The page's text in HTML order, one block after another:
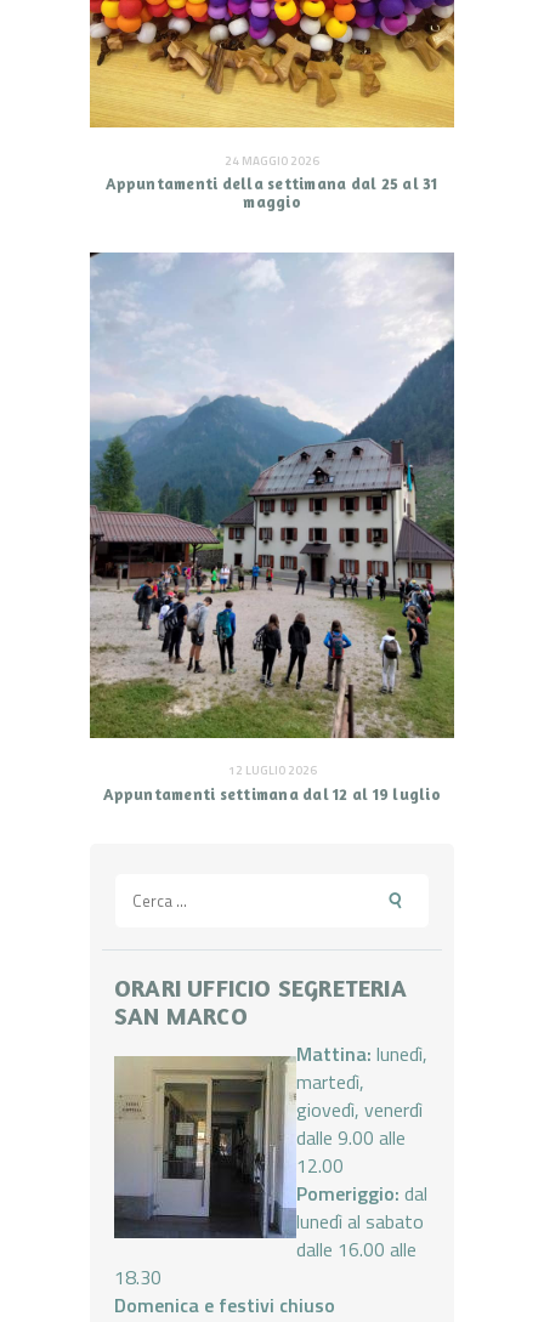
24 MAGGIO 2026
Appuntamenti della settimana dal 25 al 31
maggio
12 LUGLIO 2026
Appuntamenti settimana dal 12 al 19 luglio
per:
ORARI UFFICIO SEGRETERIA
SAN MARCO
Mattina: lunedì,
martedì,
giovedì, venerdì
dalle 9.00 alle
12.00
Pomeriggio: dal
lunedì al sabato
dalle 16.00 alle
18.30
Domenica e festivi chiuso